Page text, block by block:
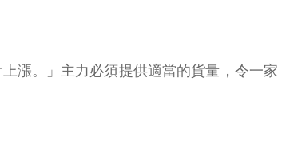
漲。」主力必須提供適當的貨量，令一家